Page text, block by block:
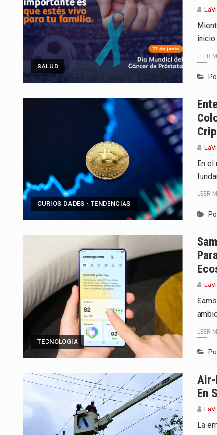
SALUD
inicio
LEER
CURIOSIDADES - TENDENCIAS
En el
LEER
TECNOLOGIA
LEER
Air-
En
La